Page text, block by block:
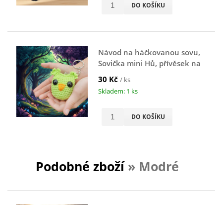
DO KOŠÍKU
Návod na háčkovanou sovu,
Sovička mini Hů, přívěsek na
30 Kč / ks
Skladem: 1 ks
DO KOŠÍKU
Podobné zboží » Modré